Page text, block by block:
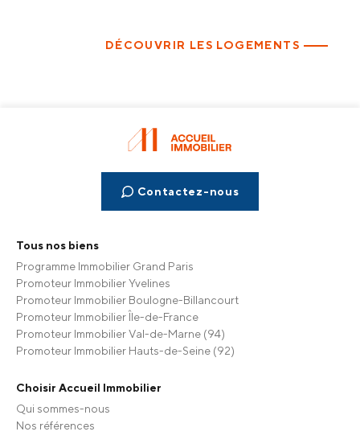
DÉCOUVRIR LES LOGEMENTS
Tous nos biens
Programme Immobilier Grand Paris
Promoteur Immobilier Yvelines
Promoteur Immobilier Boulogne-Billancourt
Promoteur Immobilier Île-de-France
Promoteur Immobilier Val-de-Marne (94)
Promoteur Immobilier Hauts-de-Seine (92)
Choisir Accueil Immobilier
Qui sommes-nous
Nos références
Contactez-nous